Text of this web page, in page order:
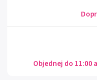
Objednej do 11:00